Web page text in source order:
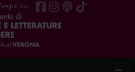
su